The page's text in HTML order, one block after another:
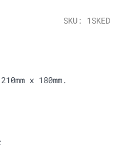
SKU: 1SKED
x 180mm.